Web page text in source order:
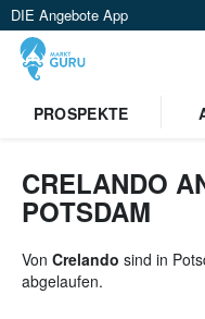
DIE Angebote App
PROSPEKTE
CRELANDO
POTSDAM
Von Crelando sind in
abgelaufen.